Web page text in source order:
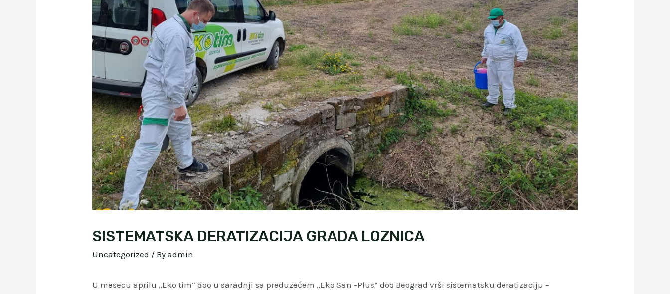
SISTEMATSKA DERATIZACIJA GRADA LOZNICA
Uncategorized / Byadmin
U mesecu aprilu „Eko tim“ doo u saradnji sa preduzećem „Eko San -Plus“ doo Beograd vrši sistematsku deratizaciju –